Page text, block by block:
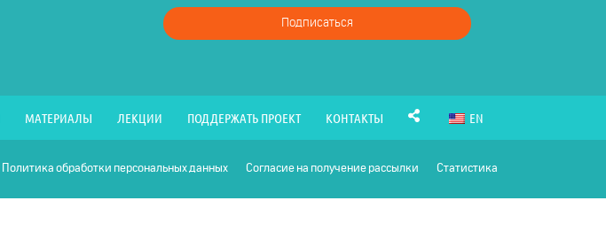
Подписаться
МАТЕРИАЛЫ ЛЕКЦИИ ПОДДЕРЖАТЬ ПРОЕКТ КОНТАКТЫ EN
Политика обработки персональных данных Согласие на получение рассылки Статистика